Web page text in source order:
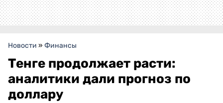
Новости » Финансы
Тенге продолжает расти:
аналитики дали прогноз по
доллару